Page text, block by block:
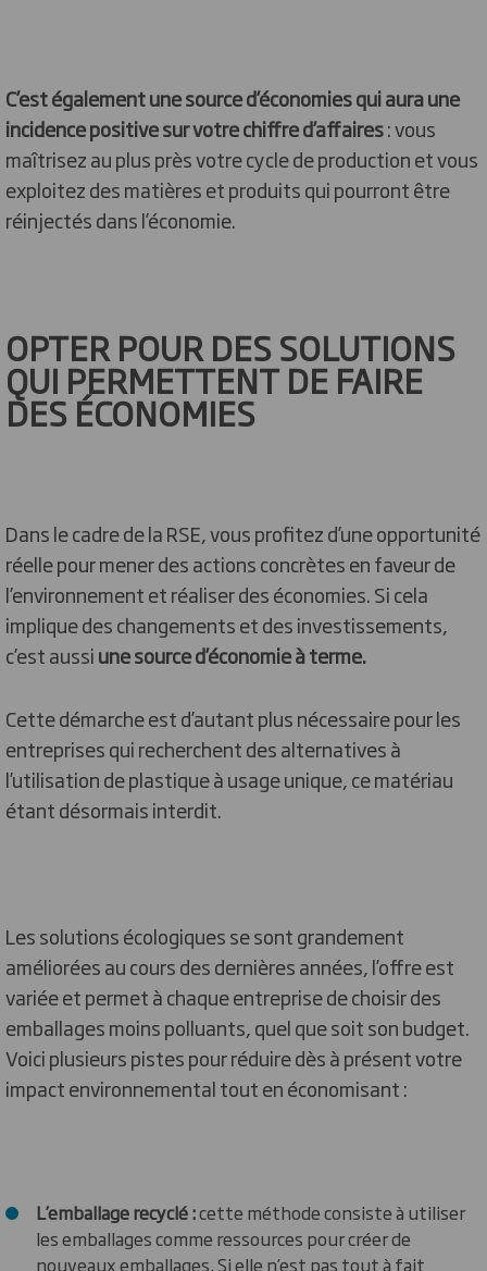
C’est également une source d’économies qui aura une
incidence positive sur votre chiffre d’affaires: vous
maîtrisez au plus près votre cycle de production et vous
exploitez des matières et produits qui pourront être
réinjectés dans l’économie.
OPTER POUR DES SOLUTIONS
QUI PERMETTENT DE FAIRE
DES ÉCONOMIES
Dans le cadre de la RSE, vous profitez d’une opportunité
réelle pour mener des actions concrètes en faveur de
l’environnement et réaliser des économies. Si cela
implique des changements et des investissements,
c’est aussiune source d’économie à terme.
Cette démarche est d’autant plus nécessaire pour les
entreprises qui recherchent des alternatives à
l’utilisation de plastique à usage unique, ce matériau
étant désormais interdit.
Les solutions écologiques se sont grandement
améliorées au cours des dernières années, l’offre est
variée et permet à chaque entreprise de choisir des
emballages moins polluants, quel que soit son budget.
Voici plusieurs pistes pour réduire dès à présent votre
impact environnemental tout en économisant :
L’emballage recyclé :cette méthode consiste à utiliser
les emballages comme ressources pour créer de
nouveaux emballages. Si elle n’est pas tout à fait